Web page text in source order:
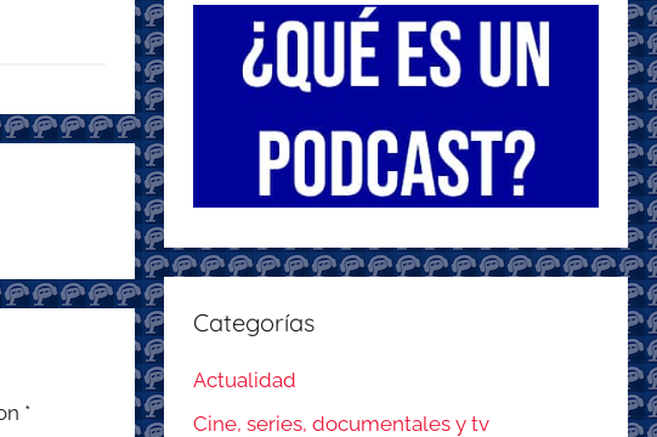
*
Categorías
Actualidad
Cine, series, documentales y tv